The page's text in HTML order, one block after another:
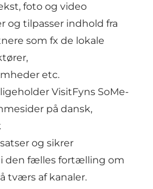
foto og video
og tilpasser indhold fra
som fx de lokale
etc.
VisitFyns SoMe-
på dansk,
og sikrer
den fælles fortælling om
tværs af kanaler.